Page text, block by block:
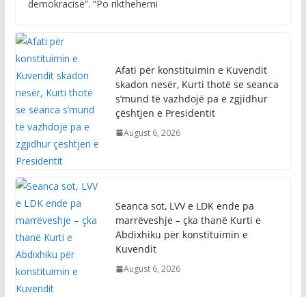
demokracisë”. “Po rikthehemi
Afati për konstituimin e Kuvendit
skadon nesër, Kurti thotë se seanca
s’mund të vazhdojë pa e zgjidhur
çështjen e Presidentit
August 6, 2026
Seanca sot, LVV e LDK ende pa
marrëveshje – çka thanë Kurti e
Abdixhiku për konstituimin e
Kuvendit
August 6, 2026